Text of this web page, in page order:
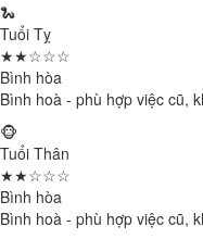
🐍
Tuổi Tỵ
★★☆☆☆
Bình hòa
Bình hoà - phù hợp việc cũ,
🐵
Tuổi Thân
★★☆☆☆
Bình hòa
Bình hoà - phù hợp việc cũ,